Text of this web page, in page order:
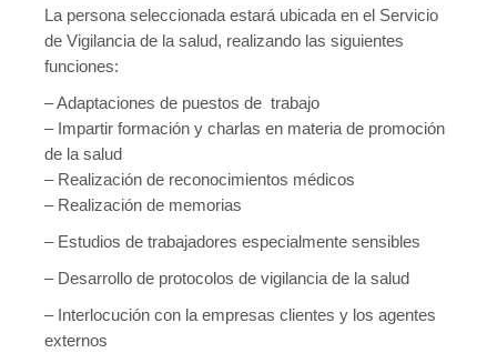
La persona seleccionada estará ubicada en el Servicio
de Vigilancia de la salud, realizando las siguientes
funciones:
– Adaptaciones de puestos de trabajo
– Impartir formación y charlas en materia de promoción
de la salud
– Realización de reconocimientos médicos
– Realización de memorias
– Estudios de trabajadores especialmente sensibles
– Desarrollo de protocolos de vigilancia de la salud
– Interlocución con la empresas clientes y los agentes
externos